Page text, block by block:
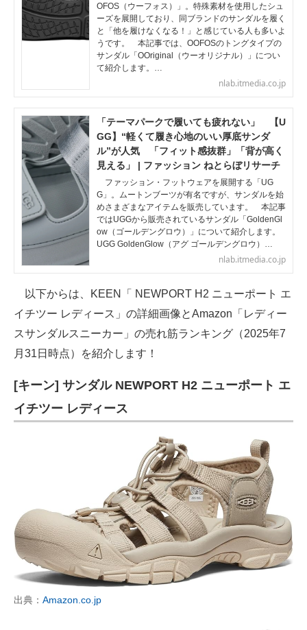
OFOS（ウーフォス）」。特殊素材を使用したシュ
ーズを展開しており、同ブランドのサンダルを履く
と「他を履けなくなる！」と感じている人も多いよ
うです。 本記事では、OOFOSのトングタイプの
サンダル「OOriginal（ウーオリジナル）」につい
て紹介します。…
nlab.itmedia.co.jp
「テーマパークで履いても疲れない」 【U
GG】“軽くて履き心地のいい厚底サンダ
ル”が人気 「フィット感抜群」「背が高く
見える」 | ファッション ねとらぼリサーチ
ファッション・フットウェアを展開する「UG
G」。ムートンブーツが有名ですが、サンダルを始
めさまざまなアイテムを販売しています。 本記事
ではUGGから販売されているサンダル「GoldenGl
ow（ゴールデングロウ）」について紹介します。
UGG GoldenGlow（アグ ゴールデングロウ）…
nlab.itmedia.co.jp
以下からは、KEEN「 NEWPORT H2 ニューポート エ
イチツー レディース」の詳細画像とAmazon「レディー
スサンダルスニーカー」の売れ筋ランキング（2025年7
月31日時点）を紹介します！
[キーン] サンダル NEWPORT H2 ニューポート エ
イチツー レディース
出典： Amazon.co.jp